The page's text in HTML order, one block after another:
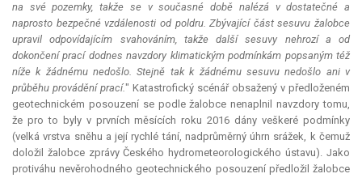
na své pozemky, takže se v současné době nalézá v dostatečné a
naprosto bezpečné vzdálenosti od poldru. Zbývající část sesuvu žalobce
upravil odpovídajícím svahováním, takže další sesuvy nehrozí a od
dokončení prací dodnes navzdory klimatickým podmínkám popsaným též
níže k žádnému nedošlo. Stejně tak k žádnému sesuvu nedošlo ani v
průběhu provádění prací." Katastrofický scénář obsažený v předloženém
geotechnickém posouzení se podle žalobce nenaplnil navzdory tomu,
že pro to byly v prvních měsících roku 2016 dány veškeré podmínky
(velká vrstva sněhu a její rychlé tání, nadprůměrný úhrn srážek, k čemuž
doložil žalobce zprávy Českého hydrometeorologického ústavu). Jako
protiváhu nevěrohodného geotechnického posouzení předložil žalobce